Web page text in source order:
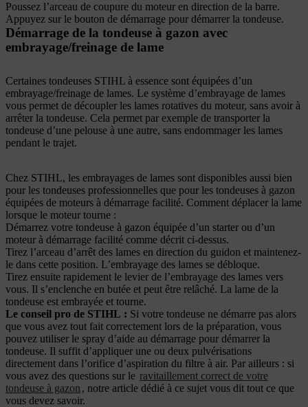
Poussez l’arceau de coupure du moteur en direction de la barre.
Appuyez sur le bouton de démarrage pour démarrer la tondeuse.
Démarrage de la tondeuse à gazon avec
embrayage/freinage de lame
Certaines tondeuses STIHL à essence sont équipées d’un
embrayage/freinage de lames. Le système d’embrayage de lames
vous permet de découpler les lames rotatives du moteur, sans avoir à
arrêter la tondeuse. Cela permet par exemple de transporter la
tondeuse d’une pelouse à une autre, sans endommager les lames
pendant le trajet.
Chez STIHL, les embrayages de lames sont disponibles aussi bien
pour les tondeuses professionnelles que pour les tondeuses à gazon
équipées de moteurs à démarrage facilité. Comment déplacer la lame
lorsque le moteur tourne :
Démarrez votre tondeuse à gazon équipée d’un starter ou d’un
moteur à démarrage facilité comme décrit ci-dessus.
Tirez l’arceau d’arrêt des lames en direction du guidon et maintenez-
le dans cette position. L’embrayage des lames se débloque.
Tirez ensuite rapidement le levier de l’embrayage des lames vers
vous. Il s’enclenche en butée et peut être relâché. La lame de la
tondeuse est embrayée et tourne.
Le conseil pro de STIHL : Si votre tondeuse ne démarre pas alors
que vous avez tout fait correctement lors de la préparation, vous
pouvez utiliser le spray d’aide au démarrage pour démarrer la
tondeuse. Il suffit d’appliquer une ou deux pulvérisations
directement dans l’orifice d’aspiration du filtre à air. Par ailleurs : si
vous avez des questions sur le ravitaillement correct de votre
tondeuse à gazon , notre article dédié à ce sujet vous dit tout ce que
vous devez savoir.